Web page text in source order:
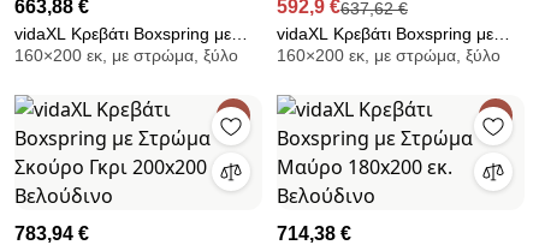
663,88 €
vidaXL Κρεβάτι Boxspring με
Στρώμα &amp; LED Μαύρο
160×200 εκ, με στρώμα, ξύλο
592,9 €637,62 €
vidaXL Κρεβάτι Boxspring με
Στρώμα Μαύρο 160x200 εκ.
160×200 εκ, με στρώμα, ξύλο
783,94 € 714,38 €